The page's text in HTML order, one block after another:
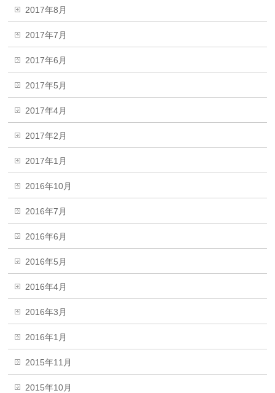
2017年8月
2017年7月
2017年6月
2017年5月
2017年4月
2017年2月
2017年1月
2016年10月
2016年7月
2016年6月
2016年5月
2016年4月
2016年3月
2016年1月
2015年11月
2015年10月